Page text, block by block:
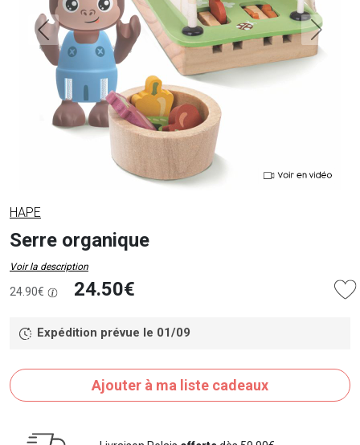
HAPE
Serre organique
Voir la description
24.90€ 24.50€
Expédition prévue le 01/09
Ajouter à ma liste cadeaux